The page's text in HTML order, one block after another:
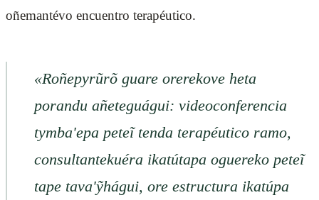
oñemantévo encuentro terapéutico.
«Roñepyrũrõ guare orerekove heta
porandu añeteguágui: videoconferencia
tymba'epa peteĩ tenda terapéutico ramo,
consultantekuéra ikatútapa oguereko peteĩ
tape tava'ỹhágui, ore estructura ikatúpa